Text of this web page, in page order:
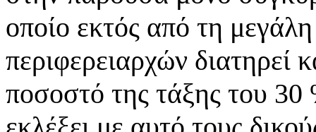
οποίο εκτός από τη
περιφερειαρχών διατηρεί
ποσοστό της τάξης του 30